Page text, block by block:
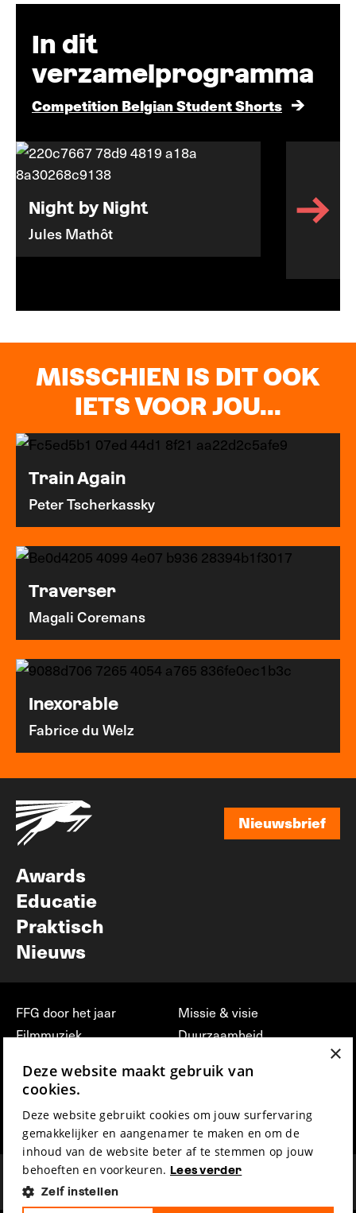
In dit
verzamelprogramma
Competition Belgian Student Shorts
Night by Night
Jules Mathôt
MISSCHIEN IS DIT OOK
IETS VOOR JOU...
Train Again
Peter Tscherkassky
Traverser
Magali Coremans
Inexorable
Fabrice du Welz
Nieuwsbrief
Awards
Educatie
Praktisch
Nieuws
FFG door het jaar
Filmmuziek
Press & Industry
Film Fest Friends
Missie & visie
Duurzaamheid
vrijwilligerswerk bij FFG
Privacy & Disclaimer
×
Deze website maakt gebruik van
cookies.
Deze website gebruikt cookies om jouw surfervaring
gemakkelijker en aangenamer te maken en om de
inhoud van de website beter af te stemmen op jouw
behoeften en voorkeuren. Lees verder
Zelf instellen